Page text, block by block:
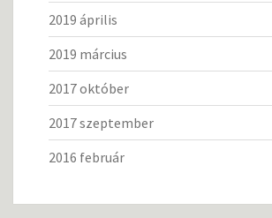
2019 április
2019 március
2017 október
2017 szeptember
2016 február